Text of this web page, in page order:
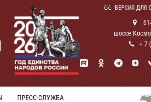
ВЕРСИЯ ДЛЯ
шоссе
+ 7
ПРЕСС-СЛУЖБА